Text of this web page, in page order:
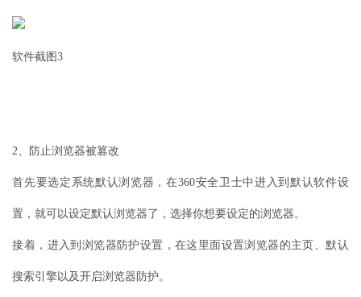
软件截图3
2、防止浏览器被篡改
首先要选定系统默认浏览器，在360安全卫士中进入到默认软件设
置，就可以设定默认浏览器了，选择你想要设定的浏览器。
接着，进入到浏览器防护设置，在这里面设置浏览器的主页、默认
搜索引擎以及开启浏览器防护。